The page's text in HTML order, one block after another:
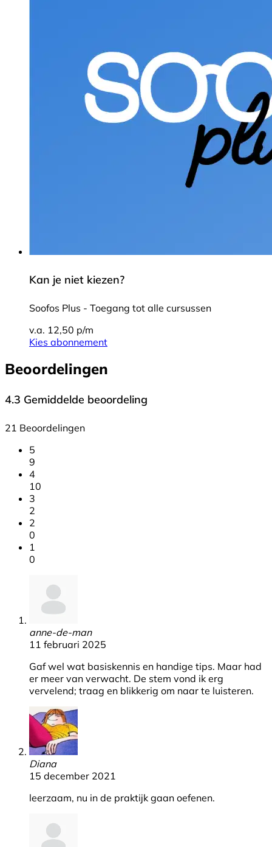
Kan je niet kiezen?
Soofos Plus - Toegang tot alle cursussen
v.a. 12,50 p/m
Kies abonnement
Beoordelingen
4.3 Gemiddelde beoordeling
21 Beoordelingen
5
9
4
10
3
2
2
0
1
0
anne-de-man
11 februari 2025
Gaf wel wat basiskennis en handige tips. Maar had
er meer van verwacht. De stem vond ik erg
vervelend; traag en blikkerig om naar te luisteren.
Diana
15 december 2021
leerzaam, nu in de praktijk gaan oefenen.